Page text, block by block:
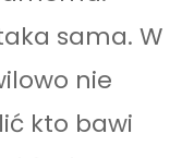
sama. W
nie
kto bawi